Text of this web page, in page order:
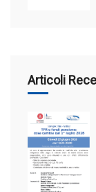
Articoli